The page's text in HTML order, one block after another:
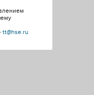
tt@hse.ru